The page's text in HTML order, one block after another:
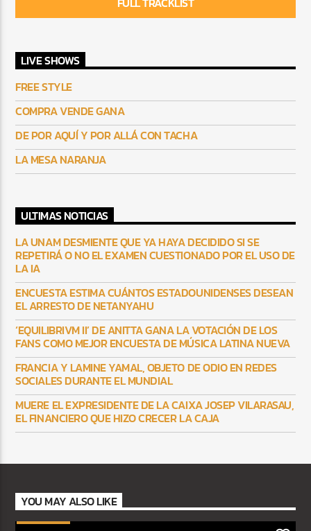
LIVE SHOWS
FREE STYLE
COMPRA VENDE GANA
DE POR AQUÍ Y POR ALLÁ CON TACHA
LA MESA NARANJA
ULTIMAS NOTICIAS
LA UNAM DESMIENTE QUE YA HAYA DECIDIDO SI SE
REPETIRÁ O NO EL EXAMEN CUESTIONADO POR EL USO DE
LA IA
ENCUESTA ESTIMA CUÁNTOS ESTADOUNIDENSES DESEAN
EL ARRESTO DE NETANYAHU
‘EQUILIBRIVM II’ DE ANITTA GANA LA VOTACIÓN DE LOS
FANS COMO MEJOR ENCUESTA DE MÚSICA LATINA NUEVA
FRANCIA Y LAMINE YAMAL, OBJETO DE ODIO EN REDES
SOCIALES DURANTE EL MUNDIAL
MUERE EL EXPRESIDENTE DE LA CAIXA JOSEP VILARASAU,
EL FINANCIERO QUE HIZO CRECER LA CAJA
YOU MAY ALSO LIKE